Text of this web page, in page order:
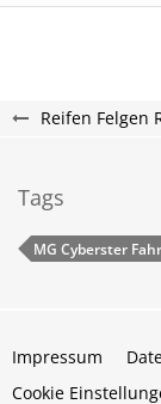
Tags
MG Cyberster
Impressum
Cookie